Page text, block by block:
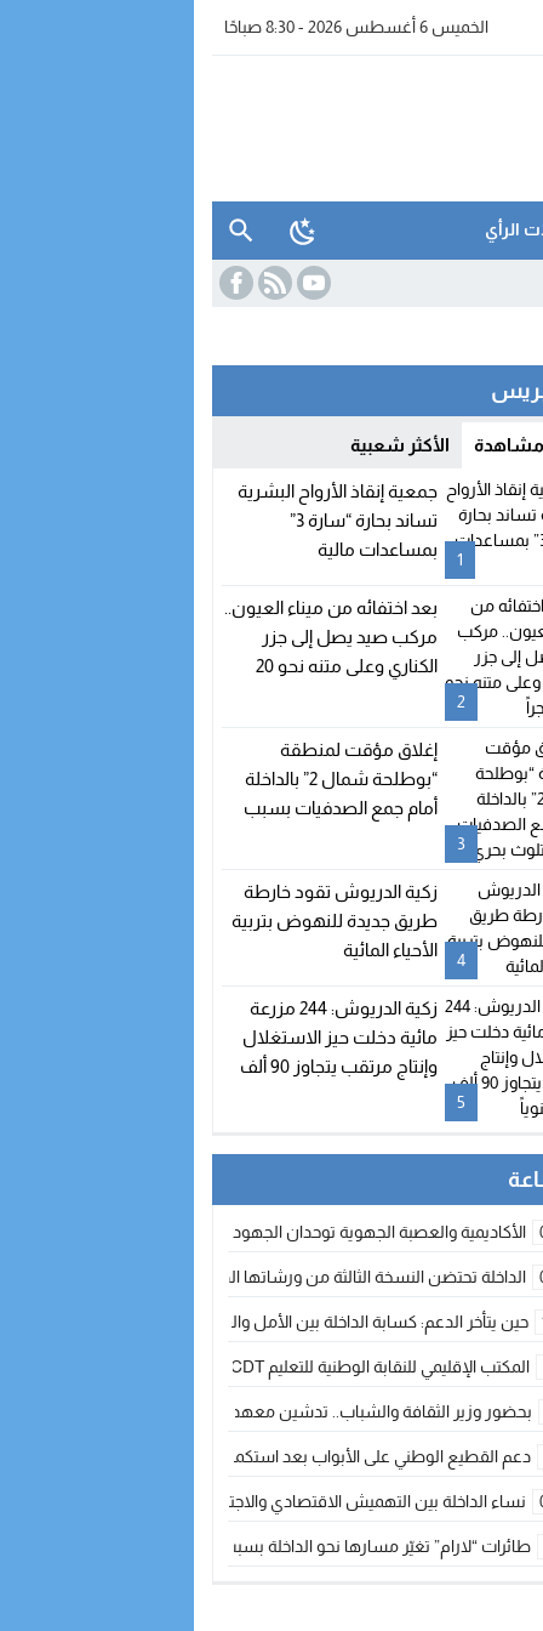
الخميس 6 أغسطس 2026 - 8:30 صباحًا
الرأي
بالحزب
من أسبوع الاستثمار
الحكومي
بريس
مشاهدة الأكثر شعبية
1
جمعية إنقاذ الأرواح البشرية
تساند بحارة “سارة 3”
بمساعدات مالية
2
بعد اختفائه من ميناء العيون..
مركب صيد يصل إلى جزر
الكناري وعلى متنه نحو 20
3
إغلاق مؤقت لمنطقة
“بوطلحة شمال 2” بالداخلة
أمام جمع الصدفيات بسبب
4
زكية الدريوش تقود خارطة
طريق جديدة للنهوض بتربية
الأحياء المائية
5
زكية الدريوش: 244 مزرعة
مائية دخلت حيز الاستغلال
وإنتاج مرتقب يتجاوز 90 ألف
الأكاديمية والعصبة الجهوية توحدان الجهود لتطوير الممارسة الكروية بجهة
الداخلة تحتضن النسخة الثالثة من ورشاتها الدولية: تكوين متخصص في التراث
حين يتأخر الدعم: كسابة الداخلة بين الأمل والقلق ؟
المكتب الإقليمي للنقابة الوطنية للتعليم CDT يجتمع مع المدير الإقليمي لمناقشة ملفات جوهرية لنساء ورجال التعليم
بحضور وزير الثقافة والشباب.. تدشين معهد الموسيقى والفنون الكوريغرافية بالداخلة
دعم القطيع الوطني على الأبواب بعد استكمال الترقيم… الفلاحة المغربية
نساء الداخلة بين التهميش الاقتصادي والاجتماعي… في المؤسسات الإنتاجية
طائرات “لارام” تغيّر مسارها نحو الداخلة بسبب الغبار الكثيف